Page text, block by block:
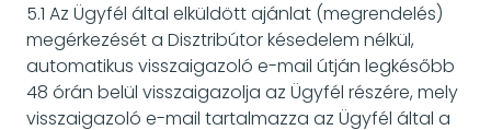
5.1 Az Ügyfél által elküldött ajánlat (megrendelés)
megérkezését a Disztribútor késedelem nélkül,
automatikus visszaigazoló e-mail útján legkésőbb
48 órán belül visszaigazolja az Ügyfél részére, mely
visszaigazoló e-mail tartalmazza az Ügyfél által a